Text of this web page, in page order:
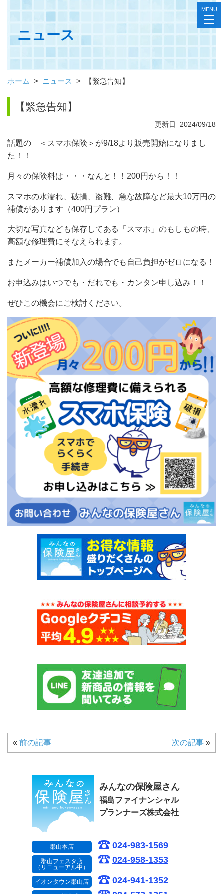
ニュース
ホーム > ニュース > 【緊急告知】
【緊急告知】
更新日 2024/09/18
話題の ＜スマホ保険＞が9/18より販売開始になりまし
た！！
月々の保険料は・・・なんと！！200円から！！
スマホの水濡れ、破損、盗難、急な故障など最大10万円の
補償があります（400円プラン）
大切な写真なども保存してある「スマホ」のもしもの時、
高額な修理費にそなえられます。
またメーカー補償加入の場合でも自己負担がゼロになる！
お申込みはいつでも・だれでも・カンタン申し込み！！
ぜひこの機会にご検討ください。
« 前の記事 次の記事 »
みんなの保険屋さん
福島ファイナンシャル
プランナーズ株式会社
郡山本店 024-983-1569
郡山フェスタ店
（リニューアル中）
024-958-1353
イオンタウン郡山店 024-941-1352
MENU